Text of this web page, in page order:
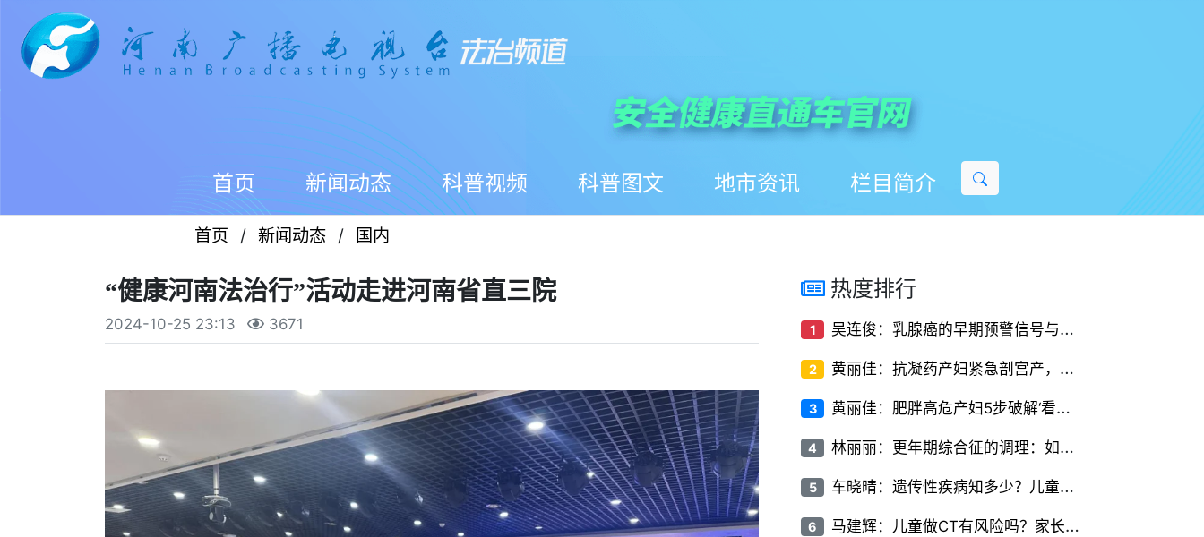
首页 新闻动态 科普视频 科普图文 地市资讯 栏目简介
首页 / 新闻动态 / 国内
“健康河南法治行”活动走进河南省直三院
2024-10-25 23:13 3671
热度排行
1 吴
连俊：乳腺癌的早期预警信号与筛查方法
2 黄
丽佳：抗凝药产妇紧急剖宫产，椎管内麻醉的‘停药时间窗’解密
3 黄
丽佳：肥胖高危产妇5步破解‘看不见的椎间隙’
4 林
丽丽：更年期综合征的调理：如何平稳度过更年期
5 车
晓晴：遗传性疾病知多少？儿童常见遗传病的类型与症状
6 马
建辉：儿童做CT有风险吗？家长必知的儿科CT检查常识